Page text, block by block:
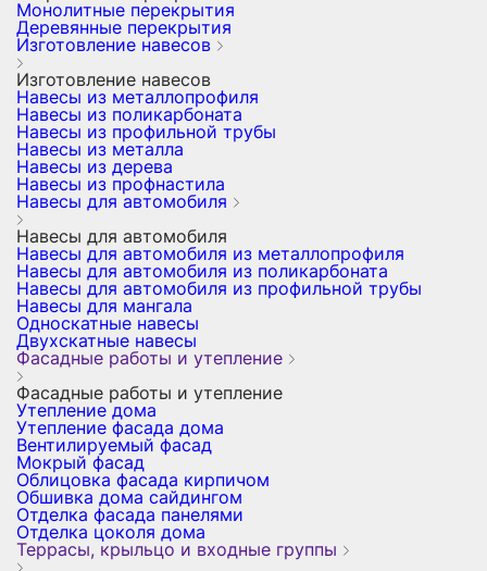
Монолитные перекрытия
Деревянные перекрытия
Изготовление навесов
Изготовление навесов
Навесы из металлопрофиля
Навесы из поликарбоната
Навесы из профильной трубы
Навесы из металла
Навесы из дерева
Навесы из профнастила
Навесы для автомобиля
Навесы для автомобиля
Навесы для автомобиля из металлопрофиля
Навесы для автомобиля из поликарбоната
Навесы для автомобиля из профильной трубы
Навесы для мангала
Односкатные навесы
Двухскатные навесы
Фасадные работы и утепление
Фасадные работы и утепление
Утепление дома
Утепление фасада дома
Вентилируемый фасад
Мокрый фасад
Облицовка фасада кирпичом
Обшивка дома сайдингом
Отделка фасада панелями
Отделка цоколя дома
Террасы, крыльцо и входные группы